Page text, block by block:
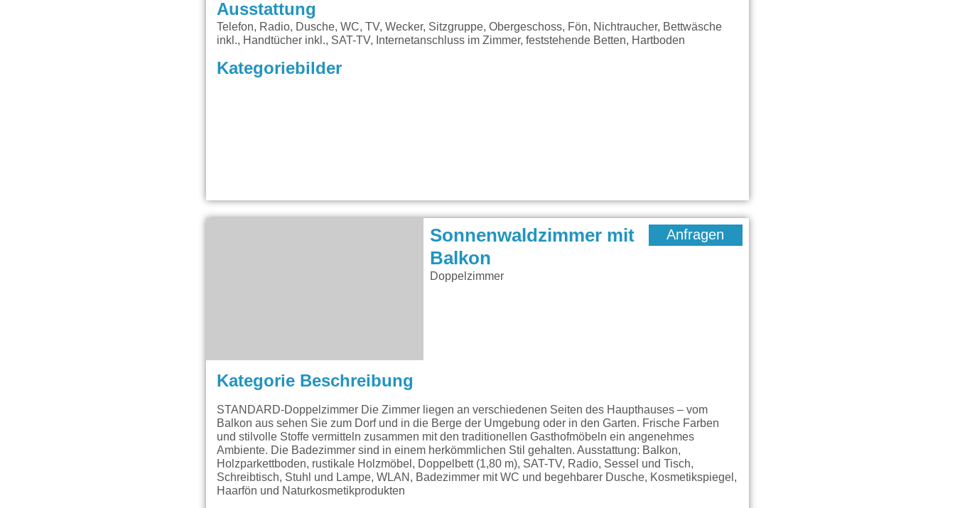
Ausstattung
Telefon, Radio, Dusche, WC, TV, Wecker, Sitzgruppe, Obergeschoss, Fön, Nichtraucher, Bettwäsche
inkl., Handtücher inkl., SAT-TV, Internetanschluss im Zimmer, feststehende Betten, Hartboden
Kategoriebilder
Sonnenwaldzimmer mit
Balkon
Doppelzimmer
Anfragen
Kategorie Beschreibung
STANDARD-Doppelzimmer Die Zimmer liegen an verschiedenen Seiten des Haupthauses – vom
Balkon aus sehen Sie zum Dorf und in die Berge der Umgebung oder in den Garten. Frische Farben
und stilvolle Stoffe vermitteln zusammen mit den traditionellen Gasthofmöbeln ein angenehmes
Ambiente. Die Badezimmer sind in einem herkömmlichen Stil gehalten. Ausstattung: Balkon,
Holzparkettboden, rustikale Holzmöbel, Doppelbett (1,80 m), SAT-TV, Radio, Sessel und Tisch,
Schreibtisch, Stuhl und Lampe, WLAN, Badezimmer mit WC und begehbarer Dusche, Kosmetikspiegel,
Haarfön und Naturkosmetikprodukten